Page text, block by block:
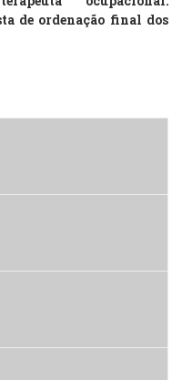
de ordenação final dos